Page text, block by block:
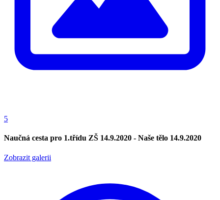
5
Naučná cesta pro 1.třídu ZŠ 14.9.2020 - Naše tělo 14.9.2020
Zobrazit galerii